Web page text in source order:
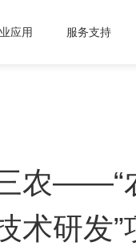
应用 服务支持
农——“
术研发